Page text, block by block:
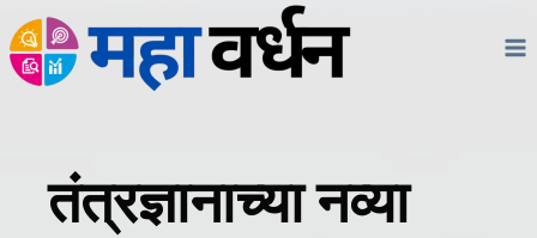
Skip
to
तंत्रज्ञानाच्या नव्या